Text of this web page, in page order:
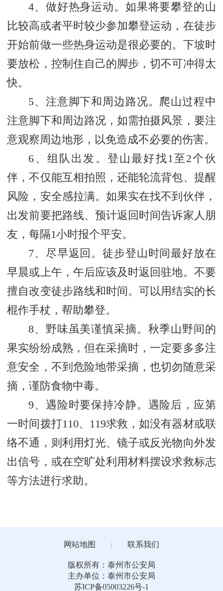
4、做好热身运动。如果将要攀登的山
比较高或者平时较少参加攀登运动，在徒步
开始前做一些热身运动是很必要的。下坡时
要放松，控制住自己的脚步，切不可冲得太
快。
5、注意脚下和周边路况。爬山过程中
注意脚下和周边路况，如需拍摄风景，要注
意观察周边地形，以免造成不必要的伤害。
6、组队出发。登山最好找1至2个伙
伴，不仅能互相拍照，还能轮流背包、提醒
风险，安全感拉满。如果实在找不到伙伴，
出发前要把路线、预计返回时间告诉家人朋
友，每隔1小时报个平安。
7、尽早返回。徒步登山时间最好放在
早晨或上午，午后应该及时返回驻地。不要
擅自改变徒步路线和时间。可以用结实的长
棍作手杖，帮助攀登。
8、野味虽美谨慎采摘。秋季山野间的
果实纷纷成熟，但在采摘时，一定要多多注
意安全，不到危险地带采摘，也切勿随意采
摘，谨防食物中毒。
9、遇险时要保持冷静。遇险后，应第
一时间拨打110、119求救，如没有器材或联
络不通，则利用灯光、镜子或反光物向外发
出信号，或在空旷处利用材料摆设求救标志
等方法进行求助。
网站地图 联系我们
版权所有：泰州市公安局
主办单位：泰州市公安局
苏ICP备05003226号-1